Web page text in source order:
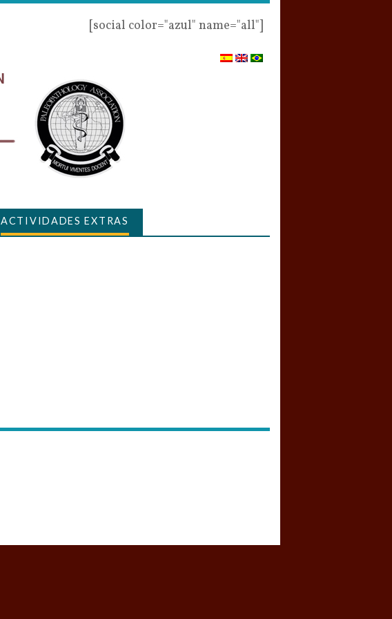
[social color="azul" name="all"]
ACTIVIDADES EXTRAS